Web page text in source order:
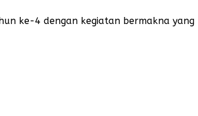
ke-4 dengan kegiatan bermakna yang